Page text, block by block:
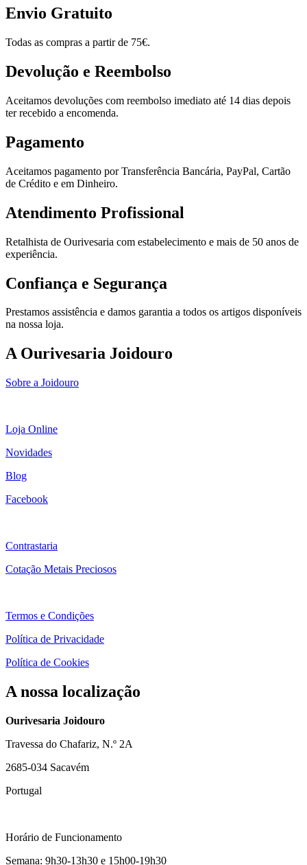
Envio Gratuito
Todas as compras a partir de 75€.
Devolução e Reembolso
Aceitamos devoluções com reembolso imediato até 14 dias depois
ter recebido a encomenda.
Pagamento
Aceitamos pagamento por Transferência Bancária, PayPal, Cartão
de Crédito e em Dinheiro.
Atendimento Profissional
Retalhista de Ourivesaria com estabelecimento e mais de 50 anos de
experiência.
Confiança e Segurança
Prestamos assistência e damos garantia a todos os artigos disponíveis
na nossa loja.
A Ourivesaria Joidouro
Sobre a Joidouro
Loja Online
Novidades
Blog
Facebook
Contrastaria
Cotação Metais Preciosos
Termos e Condições
Política de Privacidade
Política de Cookies
A nossa localização
Ourivesaria Joidouro
Travessa do Chafariz, N.º 2A
2685-034 Sacavém
Portugal
Horário de Funcionamento
Semana: 9h30-13h30 e 15h00-19h30